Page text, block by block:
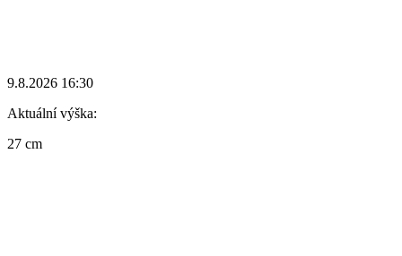
9.8.2026 16:30
Aktuální výška:
27 cm